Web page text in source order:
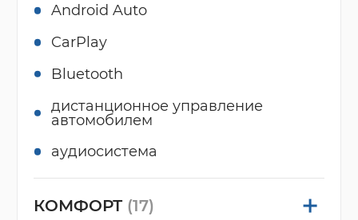
Android Auto
CarPlay
Bluetooth
дистанционное управление
автомобилем
аудиосистема
КОМФОРТ (17)